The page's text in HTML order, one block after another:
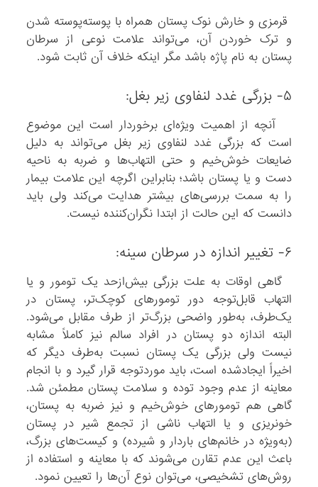
قرمزی و خارش نوک پستان همراه با پوسته‌پوسته شدن
و ترک خوردن آن، می‌تواند علامت نوعی از سرطان
پستان به نام پاژه باشد مگر اینکه خلاف آن ثابت شود.
۵- بزرگی غدد لنفاوی زیر بغل:
آنچه از اهمیت ویژه‌ای برخوردار است این موضوع
است که بزرگی غدد لنفاوی زیر بغل می‌تواند به دلیل
ضایعات خوش‌خیم و حتی التهاب‌ها و ضربه به ناحیه
دست و یا پستان باشد؛ بنابراین اگرچه این علامت بیمار
را به سمت بررسی‌های بیشتر هدایت می‌کند ولی باید
دانست که این حالت از ابتدا نگران‌کننده نیست.
۶- تغییر اندازه در سرطان سینه:
گاهی اوقات به علت بزرگی بیش‌ازحد یک تومور و یا
التهاب قابل‌توجه دور تومورهای کوچک‌تر، پستان در
یک‌طرف، به‌طور واضحی بزرگ‌تر از طرف مقابل می‌شود.
البته اندازه دو پستان در افراد سالم نیز کاملاً مشابه
نیست ولی بزرگی یک پستان نسبت به‌طرف دیگر که
اخیراً ایجادشده است، باید موردتوجه قرار گیرد و با انجام
معاینه از عدم وجود توده و سلامت پستان مطمئن شد.
گاهی هم تومورهای خوش‌خیم و نیز ضربه به پستان،
خونریزی و یا التهاب ناشی از تجمع شیر در پستان
(به‌ویژه در خانم‌های باردار و شیرده) و کیست‌های بزرگ،
باعث این عدم تقارن می‌شوند که با معاینه و استفاده از
روش‌های تشخیصی، می‌توان نوع آن‌ها را تعیین نمود.